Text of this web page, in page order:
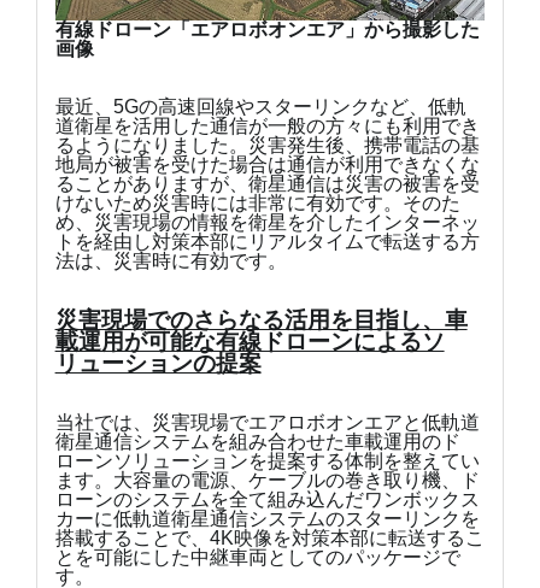
有線ドローン「エアロボオンエア」から撮影した
画像
最近、5Gの高速回線やスターリンクなど、低軌
道衛星を活用した通信が一般の方々にも利用でき
るようになりました。災害発生後、携帯電話の基
地局が被害を受けた場合は通信が利用できなくな
ることがありますが、衛星通信は災害の被害を受
けないため災害時には非常に有効です。そのた
め、災害現場の情報を衛星を介したインターネッ
トを経由し対策本部にリアルタイムで転送する方
法は、災害時に有効です。
災害現場でのさらなる活用を目指し、車
載運用が可能な有線ドローンによるソ
リューションの提案
当社では、災害現場でエアロボオンエアと低軌道
衛星通信システムを組み合わせた車載運用のド
ローンソリューションを提案する体制を整えてい
ます。大容量の電源、ケーブルの巻き取り機、ド
ローンのシステムを全て組み込んだワンボックス
カーに低軌道衛星通信システムのスターリンクを
搭載することで、4K映像を対策本部に転送するこ
とを可能にした中継車両としてのパッケージで
す。